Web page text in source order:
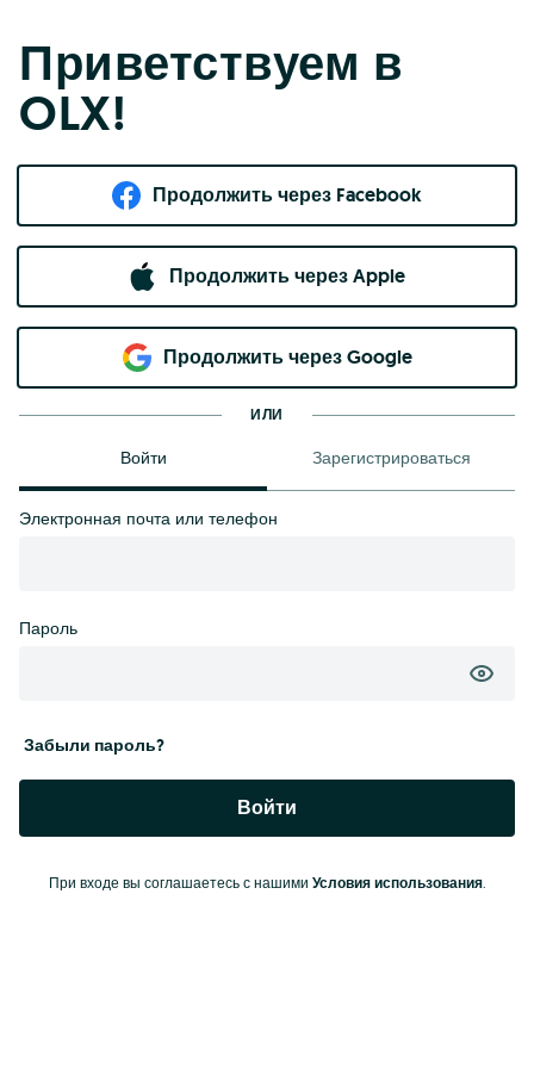
Приветствуем в
OLX!
Продолжить через Facebook
Продолжить через Apple
Продолжить через Google
ИЛИ
Войти Зарегистрироваться
Электронная почта или телефон
Пароль
Забыли пароль?
Войти
При входе вы соглашаетесь с нашими Условия использования.